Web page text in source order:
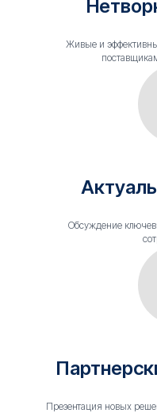
Живые и
Обсуждение
Презентация новых